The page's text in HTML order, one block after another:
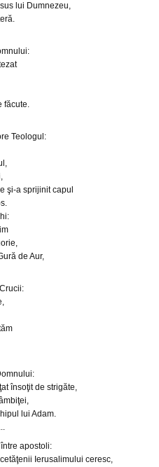
lui Dumnezeu,
făcute.
Teologul:
şi-a sprijinit capul
de Aur,
însoţit de strigăte,
lui Adam.
apostoli:
Ierusalimului ceresc,